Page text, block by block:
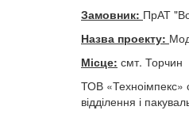
Замовник: ПрАТ
Назва проекту:
Місце: смт. Торчин
ТОВ «Техноімпекс»
відділення і